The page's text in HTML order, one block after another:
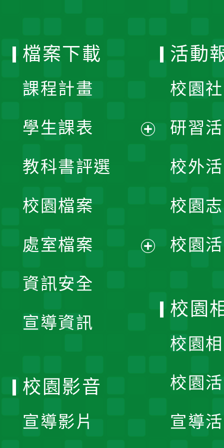
檔案下載
課程計畫
學生課表
單
教科書評選
校園檔案
處室檔案
資訊安全
宣導資訊
活動
校園
研習
校外
校園
校園
校園
校園
校園
宣導
校園影音
宣導影片